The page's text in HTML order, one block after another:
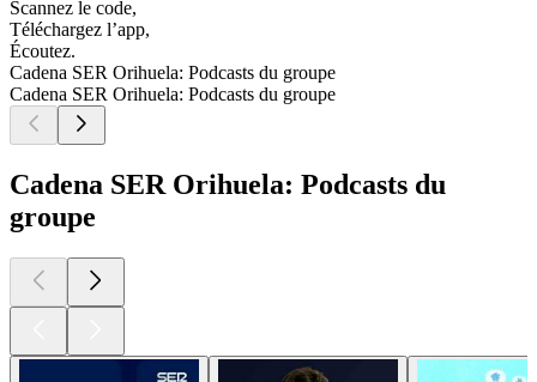
Scannez le code,
Téléchargez l’app,
Écoutez.
Cadena SER Orihuela: Podcasts du groupe
Cadena SER Orihuela: Podcasts du groupe
Cadena SER Orihuela: Podcasts du
groupe